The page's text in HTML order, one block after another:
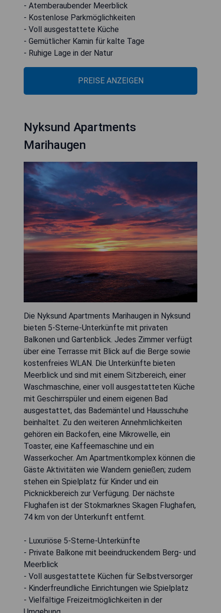
- Atemberaubender Meerblick
- Kostenlose Parkmöglichkeiten
- Voll ausgestattete Küche
- Gemütlicher Kamin für kalte Tage
- Ruhige Lage in der Natur
PREISE ANZEIGEN
Nyksund Apartments
Marihaugen
Die Nyksund Apartments Marihaugen in Nyksund
bieten 5-Sterne-Unterkünfte mit privaten
Balkonen und Gartenblick. Jedes Zimmer verfügt
über eine Terrasse mit Blick auf die Berge sowie
kostenfreies WLAN. Die Unterkünfte bieten
Meerblick und sind mit einem Sitzbereich, einer
Waschmaschine, einer voll ausgestatteten Küche
mit Geschirrspüler und einem eigenen Bad
ausgestattet, das Bademäntel und Hausschuhe
beinhaltet. Zu den weiteren Annehmlichkeiten
gehören ein Backofen, eine Mikrowelle, ein
Toaster, eine Kaffeemaschine und ein
Wasserkocher. Am Apartmentkomplex können die
Gäste Aktivitäten wie Wandern genießen; zudem
stehen ein Spielplatz für Kinder und ein
Picknickbereich zur Verfügung. Der nächste
Flughafen ist der Stokmarknes Skagen Flughafen,
74 km von der Unterkunft entfernt.
- Luxuriöse 5-Sterne-Unterkünfte
- Private Balkone mit beeindruckendem Berg- und
Meerblick
- Voll ausgestattete Küchen für Selbstversorger
- Kinderfreundliche Einrichtungen wie Spielplatz
- Vielfältige Freizeitmöglichkeiten in der